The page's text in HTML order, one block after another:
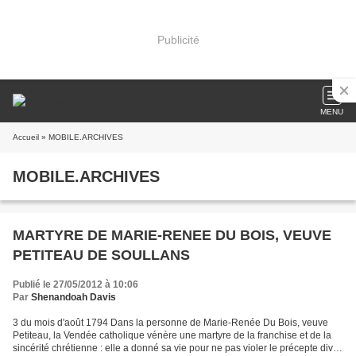
Publicité
MENU
Accueil » MOBILE.ARCHIVES
MOBILE.ARCHIVES
MARTYRE DE MARIE-RENEE DU BOIS, VEUVE
PETITEAU DE SOULLANS
Publié le 27/05/2012 à 10:06
Par Shenandoah Davis
3 du mois d'août 1794 Dans la personne de Marie-Renée Du Bois, veuve
Petiteau, la Vendée catholique vénère une martyre de la franchise et de la
sincérité chrétienne : elle a donné sa vie pour ne pas violer le précepte divin